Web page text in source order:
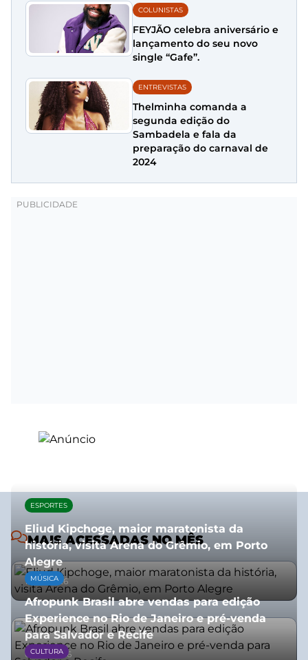
COLUNISTAS
FEYJÃO celebra aniversário e
lançamento do seu novo
single “Gafe”.
ENTREVISTAS
Thelminha comanda a
segunda edição do
Sambadela e fala da
preparação do carnaval de
2024
MAIS ACESSADAS NO MÊS
ESPORTES
Eliud Kipchoge, maior maratonista da
história, visita Arena do Grêmio, em Porto
Alegre
10/07/2026
MÚSICA
Afropunk Brasil abre vendas para edição
Experience no Rio de Janeiro e pré-venda
para Salvador e Recife
03/08/2026
CULTURA